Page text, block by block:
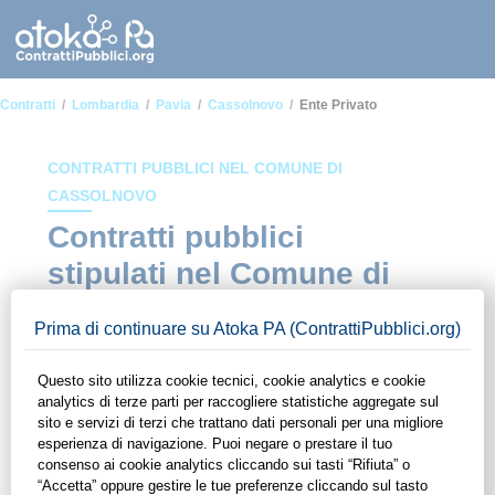
Contratti Lombardia Pavia Cassolnovo Ente Privato
CONTRATTI PUBBLICI NEL COMUNE DI
CASSOLNOVO
Contratti pubblici
stipulati nel Comune di
Ente privato
In questa sezione del sito di ContrattiPubblici.org potrai avere
ad alcuni dei contratti presenti nella piattaforma stipulati
all'interno del Comune di Cassolnovo in ambito Ente privato.
Grazie alle funzionalità di ContrattiPubblici.org potrai
monitorare la scadenza dei contratti pubblici di tuo interesse e
programmare la tua attività commerciale con le Pubbliche